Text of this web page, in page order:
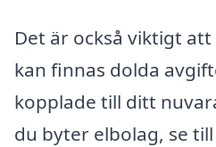
Det är också viktigt
kan finnas dolda
kopplade till ditt
du byter elbolag, se